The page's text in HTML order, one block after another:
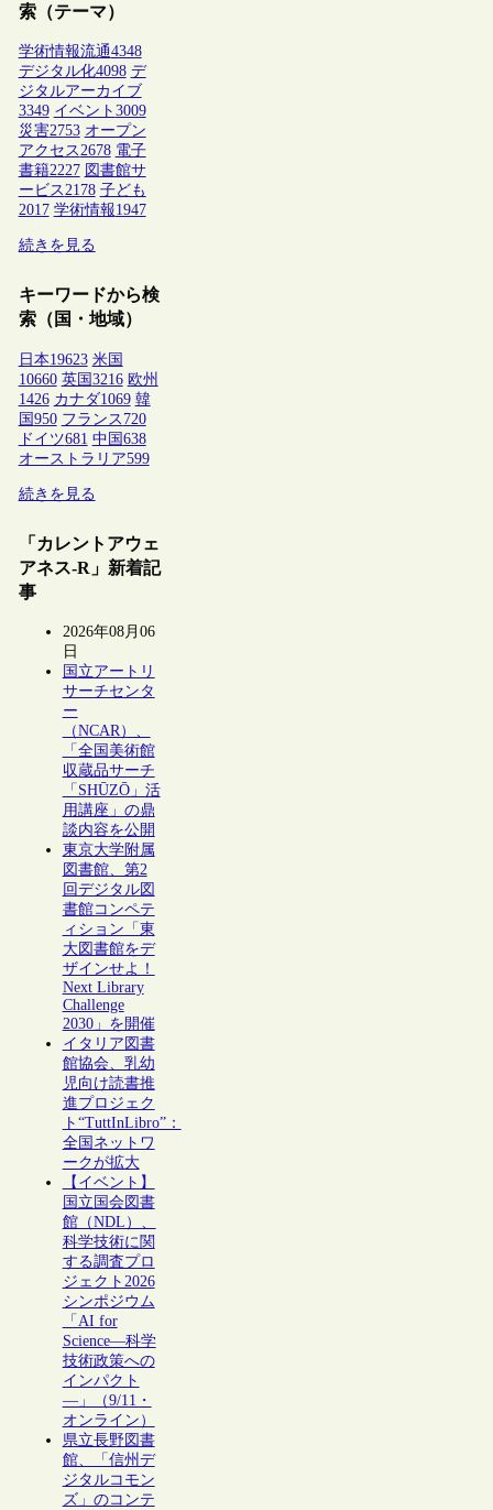
索（テーマ）
学術情報流通4348
デジタル化4098 デ
ジタルアーカイブ
3349 イベント 3009
災害2753 オープン
アクセス2678 電子
書籍2227 図書館サ
ービス2178 子ども
2017 学術情報1947
続きを見る
キーワードから検
索（国・地域）
日本19623 米国
10660 英国 3216 欧州
1426 カナダ1069 韓
国 950 フランス 720
ドイツ681 中国 638
オーストラリア599
続きを見る
「カレントアウェ
アネス-R」新着記
事
2026年08月06
日
国立アートリ
サーチセンタ
ー
（NCAR）、
「全国美術館
収蔵品サーチ
「SHŪZŌ」活
用講座」の鼎
談内容を公開
東京大学附属
図書館、第2
回デジタル図
書館コンペテ
ィション「東
大図書館をデ
ザインせよ！
Next Library
Challenge
2030」を開催
イタリア図書
館協会、乳幼
児向け読書推
進プロジェク
ト“TuttInLibro”：
全国ネットワ
ークが拡大
【イベント】
国立国会図書
館（NDL）、
科学技術に関
する調査プロ
ジェクト2026
シンポジウム
「AI for
Science―科学
技術政策への
インパクト
―」（9/11・
オンライン）
県立長野図書
館、「信州デ
ジタルコモン
ズ」のコンテ